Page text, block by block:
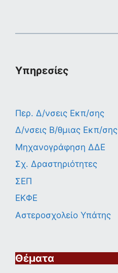
Υπηρεσίες
Περ. Δ/νσεις Εκπ/σης
Δ/νσεις Β/θμιας Εκπ/σης
Μηχανογράφηση ΔΔΕ
Σχ. Δραστηριότητες
ΣΕΠ
ΕΚΦΕ
Αστεροσχολείο Υπάτης
Θέματα